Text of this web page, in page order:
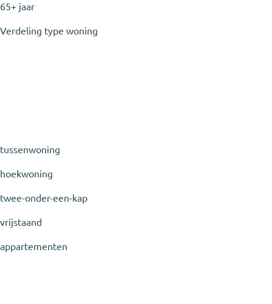
65+ jaar
Verdeling type woning
tussenwoning
hoekwoning
twee-onder-een-kap
vrijstaand
appartementen